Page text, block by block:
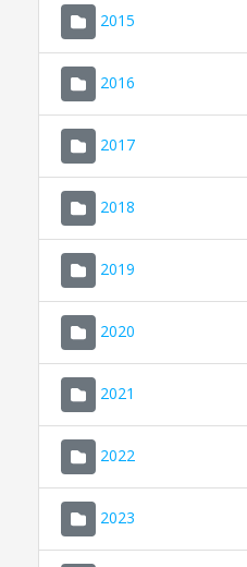
2015
2016
2017
2018
2019
2020
2021
2022
2023